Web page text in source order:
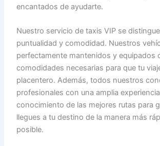
encantados de ayudarte.
Nuestro servicio de taxis VIP se
puntualidad y comodidad. Nuestros
perfectamente mantenidos y equipados
comodidades necesarias para que tu
placentero. Además, todos nuestros
profesionales con una amplia
conocimiento de las mejores rutas para
llegues a tu destino de la manera más
posible.